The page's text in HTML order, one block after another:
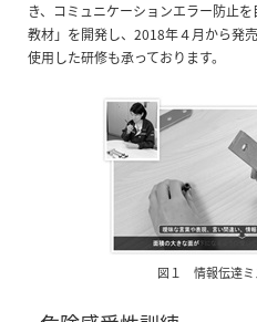
き、コミュニケーションエラー防止
教材」を開発し、2018年４月から発
使用した研修も承っております。
図１ 情報伝達ミ